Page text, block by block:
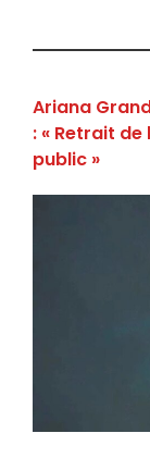
Ariana
: « Retrait
public »